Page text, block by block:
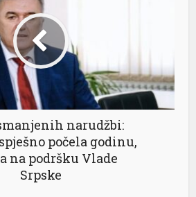
narudžbi:
počela godinu,
na podršku Vlade
Srpske